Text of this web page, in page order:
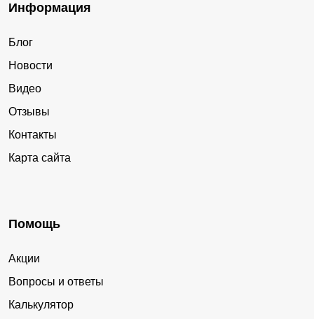
Информация
Блог
Новости
Видео
Отзывы
Контакты
Карта сайта
Помощь
Акции
Вопросы и ответы
Калькулятор